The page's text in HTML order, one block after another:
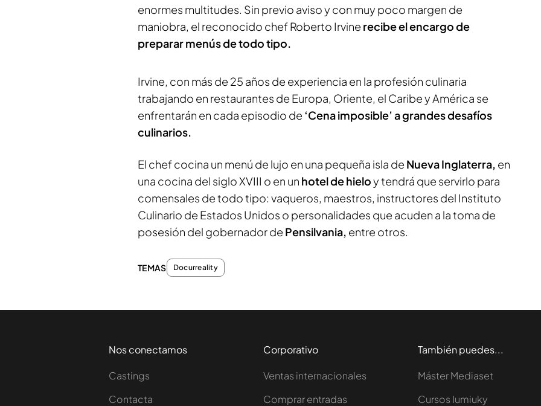
enormes multitudes. Sin previo aviso y con muy poco margen de
maniobra, el reconocido chef Roberto Irvine recibe el encargo de
preparar menús de todo tipo.
Irvine, con más de 25 años de experiencia en la profesión culinaria
trabajando en restaurantes de Europa, Oriente, el Caribe y América se
enfrentarán en cada episodio de ‘Cena imposible’ a grandes desafíos
culinarios.
El chef cocina un menú de lujo en una pequeña isla de Nueva Inglaterra, en
una cocina del siglo XVIII o en un hotel de hieloy tendrá que servirlo para
comensales de todo tipo: vaqueros, maestros, instructores del Instituto
Culinario de Estados Unidos o personalidades que acuden a la toma de
posesión del gobernador de Pensilvania, entre otros.
TEMAS Docurreality
Nos conectamos
Castings
Contacta
Corporativo
Ventas internacionales
Comprar entradas
También puedes...
Máster Mediaset
Cursos Iumiuky